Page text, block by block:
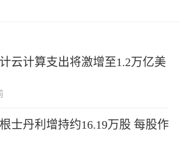
云计算支出将激增至1.2万亿美
士丹利增持约16.19万股 每股作